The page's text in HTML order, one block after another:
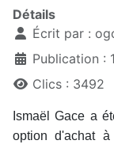
Détails
Écrit par :
Publication :
Clics : 3492
Ismaël Gace a
option d'achat